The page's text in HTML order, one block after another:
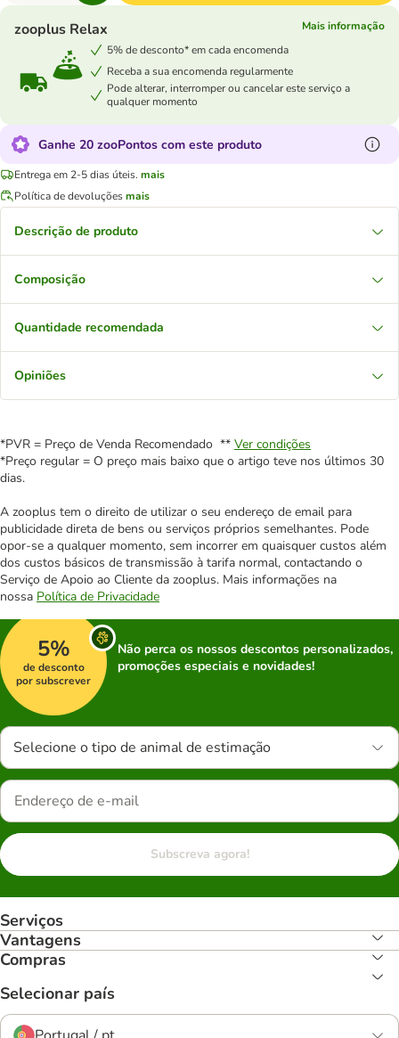
zooplus Relax
Mais informação
5% de desconto* em cada encomenda
Receba a sua encomenda regularmente
Pode alterar, interromper ou cancelar este serviço a
qualquer momento
Ganhe 20 zooPontos com este produto
Entrega em 2-5 dias úteis. mais
Política de devoluçõesmais
Descrição de produto
Composição
Quantidade recomendada
Opiniões
*PVR = Preço de Venda Recomendado ** Ver condições
*Preço regular = O preço mais baixo que o artigo teve nos últimos 30
dias.
A zooplus tem o direito de utilizar o seu endereço de email para
publicidade direta de bens ou serviços próprios semelhantes. Pode
opor-se a qualquer momento, sem incorrer em quaisquer custos além
dos custos básicos de transmissão à tarifa normal, contactando o
Serviço de Apoio ao Cliente da zooplus. Mais informações na
nossa Política de Privacidade
5%
de desconto
por subscrever
Não perca os nossos descontos personalizados,
promoções especiais e novidades!
Selecione o tipo de animal de estimação
Subscreva agora!
Serviços
Vantagens
Compras
Selecionar país